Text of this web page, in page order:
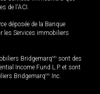
de l'ACI.
déposée de la Banque
les Services immobiliers
BridgemarqMD sont des
Income Fund L.P. et sont
BridgemarqMD Inc.